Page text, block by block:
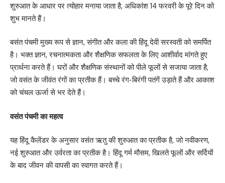
शुरुआत के आधार पर त्योहार मनाया जाता है, अधिकांश 14 फरवरी के पूरे दिन को
शुभ मानते हैं।
बसंत पंचमी मुख्य रूप से ज्ञान, संगीत और कला की हिंदू देवी सरस्वती को समर्पित
है। भक्त ज्ञान, रचनात्मकता और शैक्षणिक सफलता के लिए आशीर्वाद मांगते हुए
प्रार्थना करते हैं। घरों और शैक्षणिक संस्थानों को पीले फूलों से सजाया जाता है,
जो वसंत के जीवंत रंगों का प्रतीक हैं। बच्चे रंग-बिरंगी पतंगें उड़ाते हैं और आकाश
को चंचल ऊर्जा से भर देते हैं।
वसंत पंचमी का महत्व
यह हिंदू कैलेंडर के अनुसार वसंत ऋतु की शुरुआत का प्रतीक है, जो नवीकरण,
नई शुरुआत और उर्वरता का प्रतीक है। हिंदू गर्म मौसम, खिलते फूलों और सर्दियों
के बाद जीवन की वापसी का स्वागत करते हैं।